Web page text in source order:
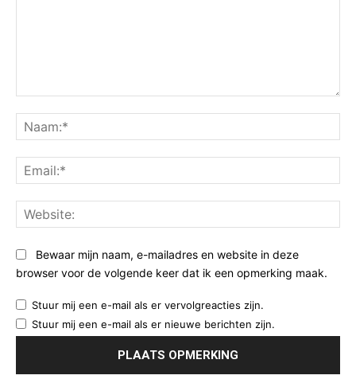
Bewaar mijn naam, e-mailadres en website in deze
browser voor de volgende keer dat ik een opmerking maak.
Stuur mij een e-mail als er vervolgreacties zijn.
Stuur mij een e-mail als er nieuwe berichten zijn.